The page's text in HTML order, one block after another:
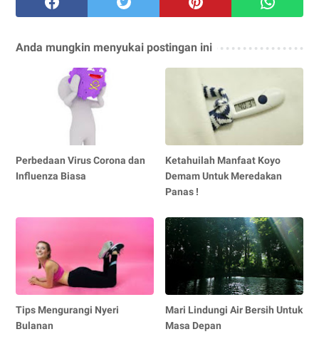
Anda mungkin menyukai postingan ini
Perbedaan Virus Corona dan
Influenza Biasa
Ketahuilah Manfaat Koyo
Demam Untuk Meredakan
Panas !
Tips Mengurangi Nyeri
Bulanan
Mari Lindungi Air Bersih Untuk
Masa Depan